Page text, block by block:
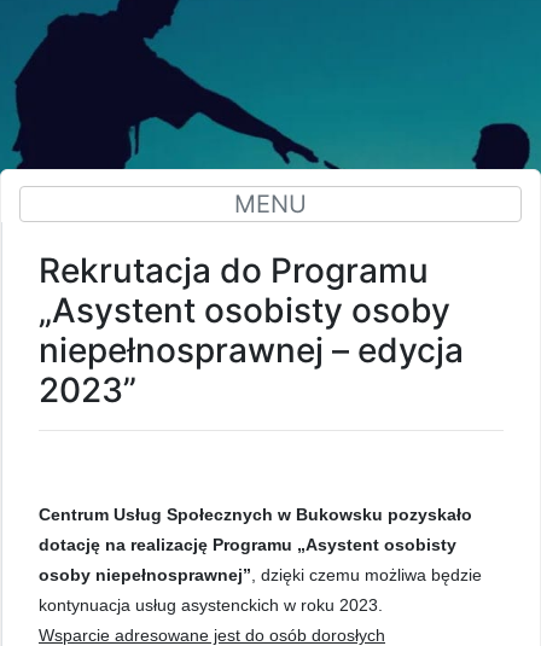
MENU
Rekrutacja do Programu
„Asystent osobisty osoby
niepełnosprawnej – edycja
2023”
Centrum Usług Społecznych w Bukowsku pozyskało
dotację na realizację Programu „Asystent osobisty
osoby niepełnosprawnej” , dzięki czemu możliwa będzie
kontynuacja usług asystenckich w roku 2023.
Wsparcie adresowane jest do osób dorosłych